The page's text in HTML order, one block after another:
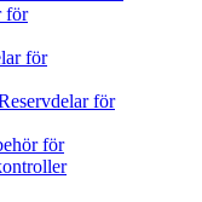
för
för
för
för